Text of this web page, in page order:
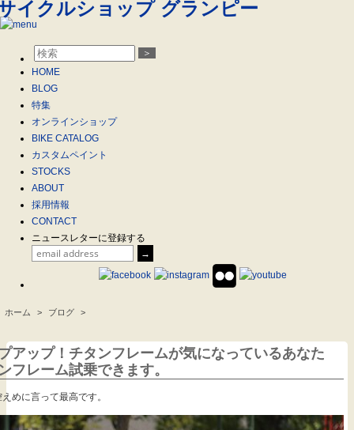
＞
HOME
BLOG
特集
オンラインショップ
BIKE CATALOG
カスタムペイント
STOCKS
ABOUT
採用情報
CONTACT
ニュースレターに登録する
ホーム > ブログ >
アップ！チタンフレームが気になっているあなた
フレーム試乗できます。
めに言って最高です。